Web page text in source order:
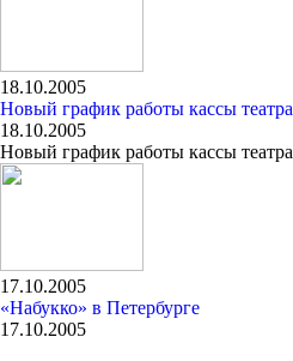
18.10.2005
Новый график работы кассы театра
18.10.2005
Новый график работы кассы театра
17.10.2005
«Набукко» в Петербурге
17.10.2005